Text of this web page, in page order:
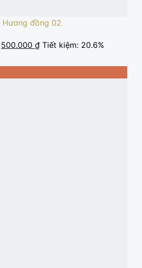
Hương đồng 02
Giá
là:
630.000 ₫.
500.000 ₫Giá
tại
là:
Tiết kiệm: 20.6%